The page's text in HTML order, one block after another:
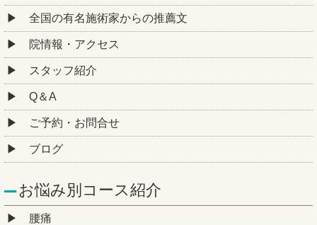
全国の有名施術家からの推薦文
院情報・アクセス
スタッフ紹介
Q＆A
ご予約・お問合せ
ブログ
お悩み別コース紹介
腰痛